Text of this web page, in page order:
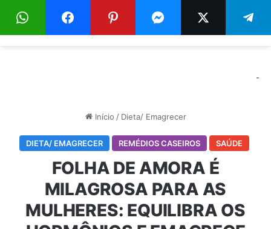
Menu
-
Início / Dieta/ Emagrecer
DIETA/ EMAGRECER REMÉDIOS CASEIROS SAÚDE
FOLHA DE AMORA É
MILAGROSA PARA AS
MULHERES: EQUILIBRA OS